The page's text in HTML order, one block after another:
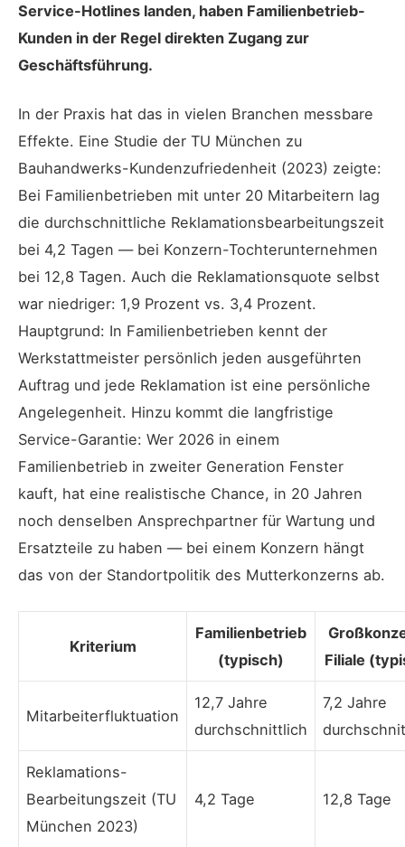
Service-Hotlines landen, haben Familienbetrieb-
Kunden in der Regel direkten Zugang zur
Geschäftsführung.
In der Praxis hat das in vielen Branchen messbare
Effekte. Eine Studie der TU München zu
Bauhandwerks-Kundenzufriedenheit (2023) zeigte:
Bei Familienbetrieben mit unter 20 Mitarbeitern lag
die durchschnittliche Reklamationsbearbeitungszeit
bei 4,2 Tagen — bei Konzern-Tochterunternehmen
bei 12,8 Tagen. Auch die Reklamationsquote selbst
war niedriger: 1,9 Prozent vs. 3,4 Prozent.
Hauptgrund: In Familienbetrieben kennt der
Werkstattmeister persönlich jeden ausgeführten
Auftrag und jede Reklamation ist eine persönliche
Angelegenheit. Hinzu kommt die langfristige
Service-Garantie: Wer 2026 in einem
Familienbetrieb in zweiter Generation Fenster
kauft, hat eine realistische Chance, in 20 Jahren
noch denselben Ansprechpartner für Wartung und
Ersatzteile zu haben — bei einem Konzern hängt
das von der Standortpolitik des Mutterkonzerns ab.
Kriterium
Familienbetrieb
(typisch)
Filiale
Mitarbeiterfluktuation
12,7 Jahre
durchschnittlich
7,2 Jahre
Reklamations-
Bearbeitungszeit (TU
München 2023)
4,2 Tage 12,8 Tage